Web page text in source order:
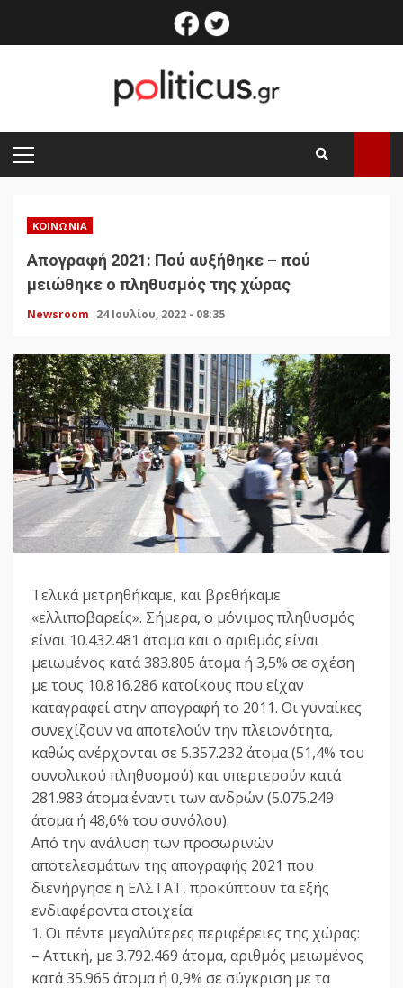
facebook
PRIMARY
MENU
ΚΟΙΝΩΝΊΑ
Απογραφή 2021: Πού αυξήθηκε – πού
μειώθηκε ο πληθυσμός της χώρας
Newsroom 24 Ιουλίου, 2022 - 08:35
Τελικά μετρηθήκαμε, και βρεθήκαμε
«ελλιποβαρείς». Σήμερα, ο μόνιμος πληθυσμός
είναι 10.432.481 άτομα και ο αριθμός είναι
μειωμένος κατά 383.805 άτομα ή 3,5% σε σχέση
με τους 10.816.286 κατοίκους που είχαν
καταγραφεί στην απογραφή το 2011. Οι γυναίκες
συνεχίζουν να αποτελούν την πλειονότητα,
καθώς ανέρχονται σε 5.357.232 άτομα (51,4% του
συνολικού πληθυσμού) και υπερτερούν κατά
281.983 άτομα έναντι των ανδρών (5.075.249
άτομα ή 48,6% του συνόλου).
Από την ανάλυση των προσωρινών
αποτελεσμάτων της απογραφής 2021 που
διενήργησε η ΕΛΣΤΑΤ, προκύπτουν τα εξής
ενδιαφέροντα στοιχεία:
1. Οι πέντε μεγαλύτερες περιφέρειες της χώρας:
– Αττική, με 3.792.469 άτομα, αριθμός μειωμένος
κατά 35.965 άτομα ή 0,9% σε σύγκριση με τα